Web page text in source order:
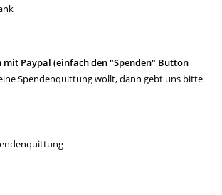
mit Paypal (einfach den "Spenden" Button
Spendenquittung wollt, dann gebt uns bitte